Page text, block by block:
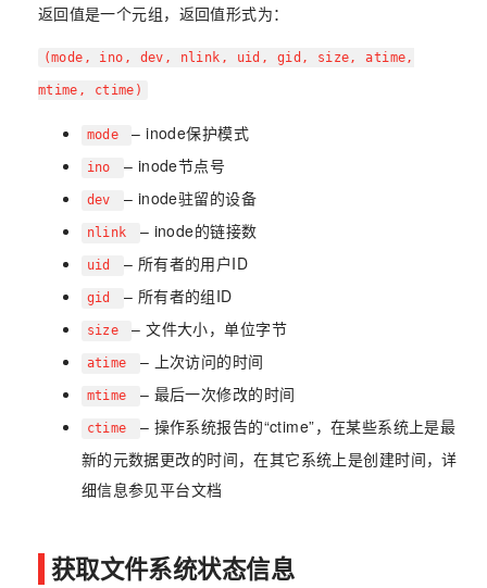
返回值是一个元组，返回值形式为：
(mode, ino, dev, nlink, uid, gid, size, atime,
mtime, ctime)
mode – inode保护模式
ino – inode节点号
dev – inode驻留的设备
nlink – inode的链接数
uid – 所有者的用户ID
gid – 所有者的组ID
size – 文件大小，单位字节
atime – 上次访问的时间
mtime – 最后一次修改的时间
ctime
– 操作系统报告的“ctime”，在某些系统上是最
新的元数据更改的时间，在其它系统上是创建时间，详
细信息参见平台文档
获取文件系统状态信息